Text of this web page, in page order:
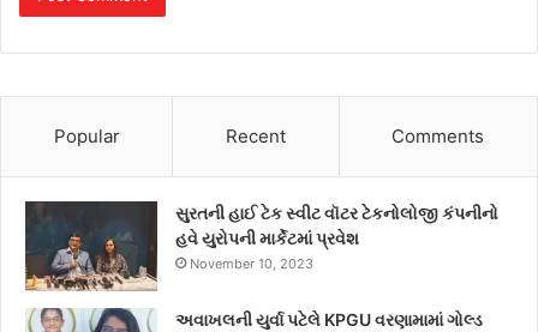
Popular Recent Comments
સુરતની હાઈ ટેક સ્વીટ વૉટર ટેકનોલોજી કંપનીનો
હવે યુરોપની માર્કેટમાં પ્રવેશ
November 10, 2023
અવાખલની યુર્વા પટેલે KPGU વરણામામાં ગોલ્ડ